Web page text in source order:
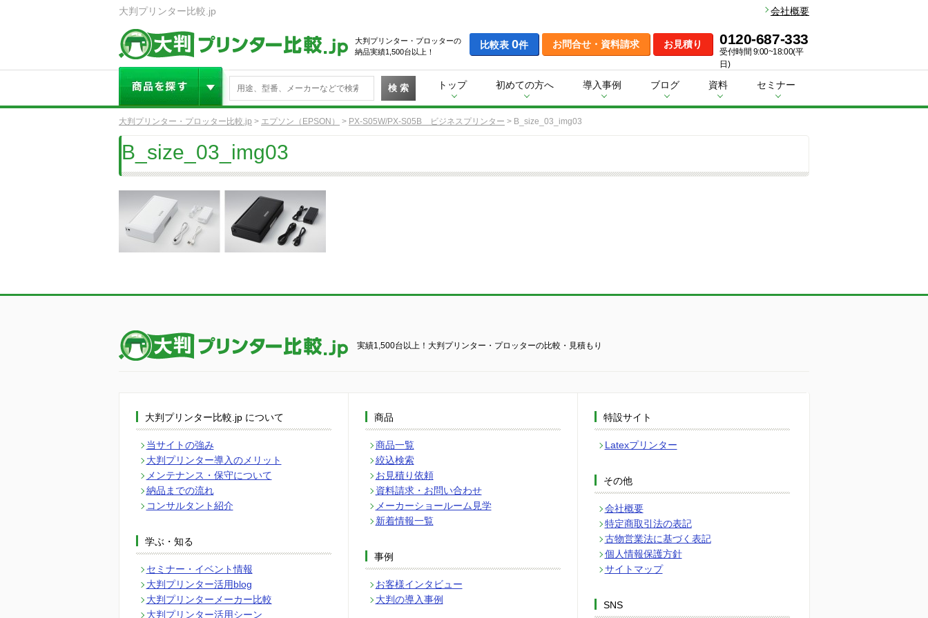
大判プリンター比較.jp 会社概要
大判プリンター・プロッターの
納品実績1,500台以上！
比較表 0件 お問合せ・資料請求 お見積り 0120-687-333
受付時間 9:00~18:00(平
日)
検 索 トップ 初めての方へ 導入事例 ブログ 資料 セミナー
大判プリンター・プロッター比較.jp > エプソン（EPSON） > PX-S05W/PX-S05B ビジネスプリンター > B_size_03_img03
B_size_03_img03
実績1,500台以上！大判プリンター・プロッターの比較・見積もり
大判プリンター比較.jp について
当サイトの強み
大判プリンター導入のメリット
メンテナンス・保守について
納品までの流れ
コンサルタント紹介
学ぶ・知る
セミナー・イベント情報
大判プリンター活用blog
大判プリンターメーカー比較
大判プリンター活用シーン
商品
商品一覧
絞込検索
お見積り依頼
資料請求・お問い合わせ
メーカーショールーム見学
新着情報一覧
事例
お客様インタビュー
大判の導入事例
特設サイト
Latexプリンター
その他
会社概要
特定商取引法の表記
古物営業法に基づく表記
個人情報保護方針
サイトマップ
SNS